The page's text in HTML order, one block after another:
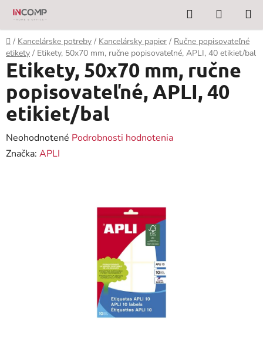
Prejsť
obsah
Hľadať
KOŠÍK
Domov
/ Kancelárske potreby / Kancelársky papier / Ručne popisovateľné
etikety / Etikety, 50x70 mm, ručne popisovateľné, APLI, 40 etikiet/bal
Etikety, 50x70 mm, ručne
popisovateľné, APLI, 40
etikiet/bal
Priemerné
hodnotenie
Neohodnotené Podrobnosti hodnotenia
Značka: APLI